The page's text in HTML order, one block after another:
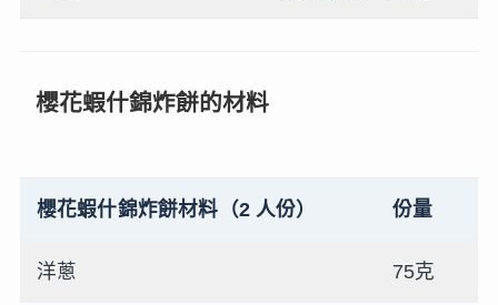
櫻花蝦什錦炸餅的材料
櫻花蝦什錦炸餅材料（2 人份） 份量
洋蔥 75克